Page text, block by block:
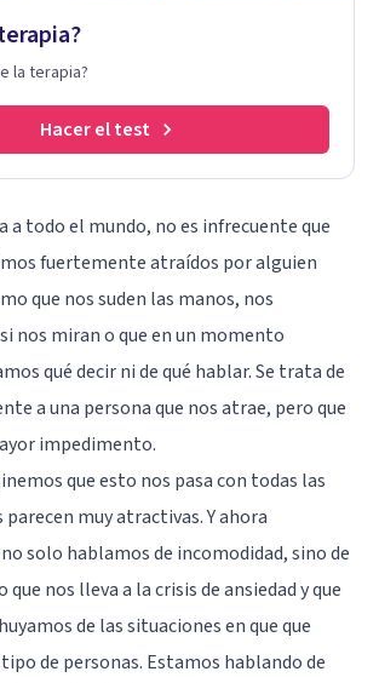
la terapia?
Hacer el test
a todo el mundo, no es infrecuente que
fuertemente atraídos por alguien
que nos suden las manos, nos
nos miran o que en un momento
qué decir ni de qué hablar. Se trata de
a una persona que nos atrae, pero que
impedimento.
que esto nos pasa con todas las
parecen muy atractivas. Y ahora
solo hablamos de incomodidad, sino de
nos lleva a la crisis de ansiedad y que
de las situaciones en que que
de personas. Estamos hablando de